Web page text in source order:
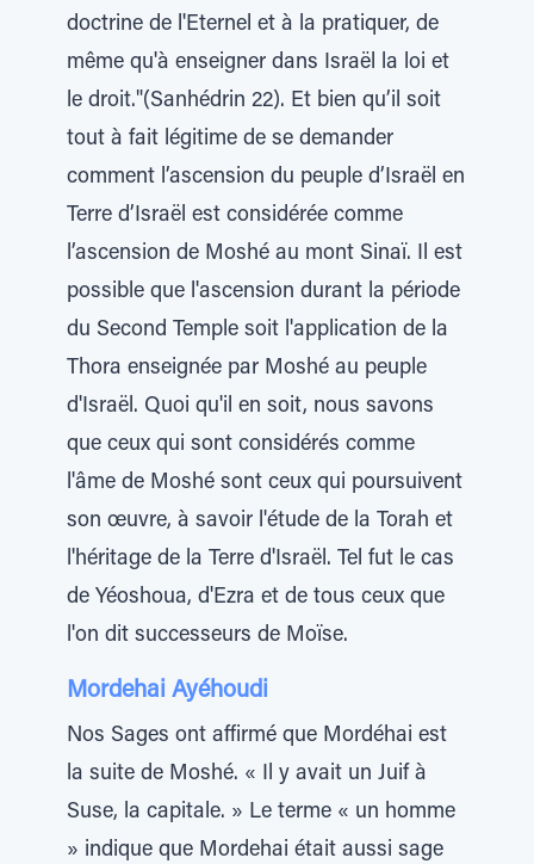
doctrine de l'Eternel et à la pratiquer, de
même qu'à enseigner dans Israël la loi et
le droit."(Sanhédrin 22). Et bien qu’il soit
tout à fait légitime de se demander
comment l’ascension du peuple d’Israël en
Terre d’Israël est considérée comme
l’ascension de Moshé au mont Sinaï. Il est
possible que l'ascension durant la période
du Second Temple soit l'application de la
Thora enseignée par Moshé au peuple
d'Israël. Quoi qu'il en soit, nous savons
que ceux qui sont considérés comme
l'âme de Moshé sont ceux qui poursuivent
son œuvre, à savoir l'étude de la Torah et
l'héritage de la Terre d'Israël. Tel fut le cas
de Yéoshoua, d'Ezra et de tous ceux que
l'on dit successeurs de Moïse.
Mordehai Ayéhoudi
Nos Sages ont affirmé que Mordéhai est
la suite de Moshé. « Il y avait un Juif à
Suse, la capitale. » Le terme « un homme
» indique que Mordehai était aussi sage